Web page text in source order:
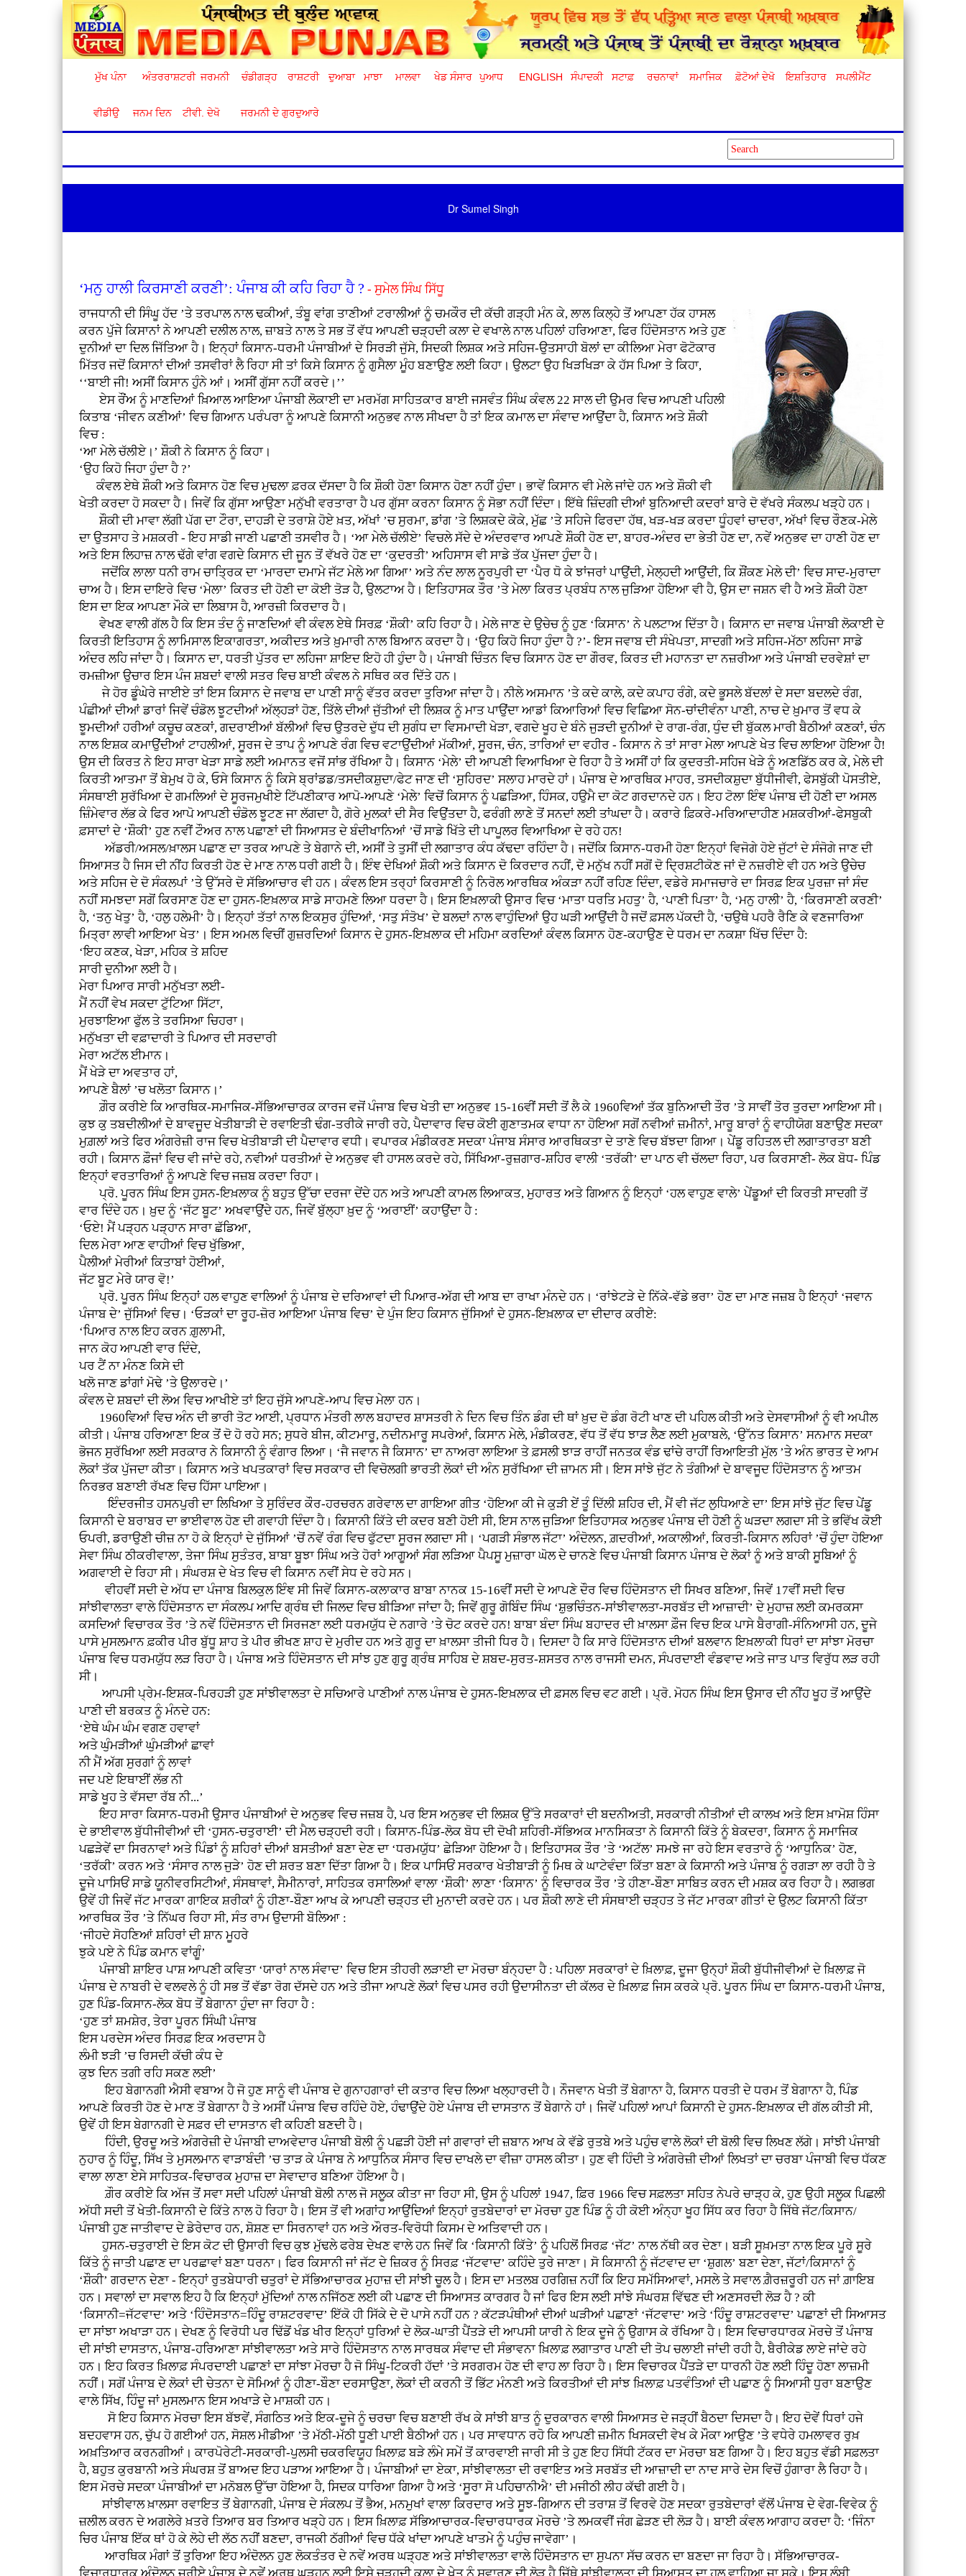
ਮੁੱਖ ਪੰਨਾ ਅੰਤਰਰਾਸ਼ਟਰੀ ਜਰਮਨੀ ਚੰਡੀਗੜ੍ਹ ਰਾਸ਼ਟਰੀ ਦੁਆਬਾ ਮਾਝਾ ਮਾਲਵਾ ਖੇਡ ਸੰਸਾਰ ਪੁਆਧ ENGLISH ਸੰਪਾਦਕੀ ਸਟਾਫ਼ ਰਚਨਾਵਾਂ ਸਮਾਜਿਕ ਫ਼ੋਟੋਆਂ ਦੇਖੋ ਇਸ਼ਤਿਹਾਰ ਸਪਲੀਮੈਂਟ
ਵੀਡੀਉ ਜਨਮ ਦਿਨ ਟੀਵੀ. ਦੇਖੋ ਜਰਮਨੀ ਦੇ ਗੁਰਦੁਆਰੇ
Dr Sumel Singh
‘ਮਨੁ ਹਾਲੀ ਕਿਰਸਾਣੀ ਕਰਣੀ’: ਪੰਜਾਬ ਕੀ ਕਹਿ ਰਿਹਾ ਹੈ ? - ਸੁਮੇਲ ਸਿੰਘ ਸਿੱਧੂ
ਰਾਜਧਾਨੀ ਦੀ ਸਿੰਘੂ ਹੱਦ ’ਤੇ ਤਰਪਾਲ ਨਾਲ ਢਕੀਆਂ, ਤੰਬੂ ਵਾਂਗ ਤਾਣੀਆਂ ਟਰਾਲੀਆਂ ਨੂੰ ਚਮਕੌਰ ਦੀ ਕੱਚੀ ਗੜ੍ਹੀ ਮੰਨ ਕੇ, ਲਾਲ ਕਿਲ੍ਹੇ ਤੋਂ ਆਪਣਾ ਹੱਕ ਹਾਸਲ
ਕਰਨ ਪੁੱਜੇ ਕਿਸਾਨਾਂ ਨੇ ਆਪਣੀ ਦਲੀਲ ਨਾਲ, ਜ਼ਾਬਤੇ ਨਾਲ ਤੇ ਸਭ ਤੋਂ ਵੱਧ ਆਪਣੀ ਚੜ੍ਹਦੀ ਕਲਾ ਦੇ ਵਖਾਲੇ ਨਾਲ ਪਹਿਲਾਂ ਹਰਿਆਣਾ, ਫਿਰ ਹਿੰਦੋਸਤਾਨ ਅਤੇ ਹੁਣ
ਦੁਨੀਆਂ ਦਾ ਦਿਲ ਜਿੱਤਿਆ ਹੈ। ਇਨ੍ਹਾਂ ਕਿਸਾਨ-ਧਰਮੀ ਪੰਜਾਬੀਆਂ ਦੇ ਸਿਰੜੀ ਜੁੱਸੇ, ਸਿਦਕੀ ਲਿਸ਼ਕ ਅਤੇ ਸਹਿਜ-ਉਤਸਾਹੀ ਬੋਲਾਂ ਦਾ ਕੀਲਿਆ ਮੇਰਾ ਫੋਟੋਕਾਰ
ਮਿੱਤਰ ਜਦੋਂ ਕਿਸਾਨਾਂ ਦੀਆਂ ਤਸਵੀਰਾਂ ਲੈ ਰਿਹਾ ਸੀ ਤਾਂ ਕਿਸੇ ਕਿਸਾਨ ਨੂੰ ਗੁਸੈਲਾ ਮੂੰਹ ਬਣਾਉਣ ਲਈ ਕਿਹਾ। ਉਲਟਾ ਉਹ ਖਿੜਖਿੜਾ ਕੇ ਹੱਸ ਪਿਆ ਤੇ ਕਿਹਾ,
‘‘ਬਾਈ ਜੀ! ਅਸੀਂ ਕਿਸਾਨ ਹੁੰਨੇ ਆਂ। ਅਸੀਂ ਗੁੱਸਾ ਨਹੀਂ ਕਰਦੇ।’’
ਏਸ ਰੌਂਅ ਨੂੰ ਮਾਣਦਿਆਂ ਖ਼ਿਆਲ ਆਇਆ ਪੰਜਾਬੀ ਲੋਕਾਈ ਦਾ ਮਰਮੱਗ ਸਾਹਿਤਕਾਰ ਬਾਈ ਜਸਵੰਤ ਸਿੰਘ ਕੰਵਲ 22 ਸਾਲ ਦੀ ਉਮਰ ਵਿਚ ਆਪਣੀ ਪਹਿਲੀ
ਕਿਤਾਬ ‘ਜੀਵਨ ਕਣੀਆਂ’ ਵਿਚ ਗਿਆਨ ਪਰੰਪਰਾ ਨੂੰ ਆਪਣੇ ਕਿਸਾਨੀ ਅਨੁਭਵ ਨਾਲ ਸੀਖਦਾ ਹੈ ਤਾਂ ਇਕ ਕਮਾਲ ਦਾ ਸੰਵਾਦ ਆਉਂਦਾ ਹੈ, ਕਿਸਾਨ ਅਤੇ ਸ਼ੌਕੀ
ਵਿਚ :
‘ਆ ਮੇਲੇ ਚੱਲੀਏ।’ ਸ਼ੌਕੀ ਨੇ ਕਿਸਾਨ ਨੂੰ ਕਿਹਾ।
‘ਉਹ ਕਿਹੋ ਜਿਹਾ ਹੁੰਦਾ ਹੈ ?’
ਕੰਵਲ ਏਥੇ ਸ਼ੌਕੀ ਅਤੇ ਕਿਸਾਨ ਹੋਣ ਵਿਚ ਮੁਢਲਾ ਫ਼ਰਕ ਦੱਸਦਾ ਹੈ ਕਿ ਸ਼ੌਕੀ ਹੋਣਾ ਕਿਸਾਨ ਹੋਣਾ ਨਹੀਂ ਹੁੰਦਾ। ਭਾਵੇਂ ਕਿਸਾਨ ਵੀ ਮੇਲੇ ਜਾਂਦੇ ਹਨ ਅਤੇ ਸ਼ੌਕੀ ਵੀ
ਖੇਤੀ ਕਰਦਾ ਹੋ ਸਕਦਾ ਹੈ। ਜਿਵੇਂ ਕਿ ਗੁੱਸਾ ਆਉਣਾ ਮਨੁੱਖੀ ਵਰਤਾਰਾ ਹੈ ਪਰ ਗੁੱਸਾ ਕਰਨਾ ਕਿਸਾਨ ਨੂੰ ਸੋਭਾ ਨਹੀਂ ਦਿੰਦਾ। ਇੱਥੇ ਜ਼ਿੰਦਗੀ ਦੀਆਂ ਬੁਨਿਆਦੀ ਕਦਰਾਂ ਬਾਰੇ ਦੋ ਵੱਖਰੇ ਸੰਕਲਪ ਖੜ੍ਹੇ ਹਨ।
ਸ਼ੌਕੀ ਦੀ ਮਾਵਾ ਲੱਗੀ ਪੱਗ ਦਾ ਟੌਰਾ, ਦਾਹੜੀ ਦੇ ਤਰਾਸ਼ੇ ਹੋਏ ਖ਼ਤ, ਅੱਖਾਂ ’ਚ ਸੁਰਮਾ, ਡਾਂਗ ’ਤੇ ਲਿਸ਼ਕਦੇ ਕੋਕੇ, ਮੁੱਛ ’ਤੇ ਸਹਿਜੇ ਫਿਰਦਾ ਹੱਥ, ਖੜ-ਖੜ ਕਰਦਾ ਧੂੰਹਵਾਂ ਚਾਦਰਾ, ਅੱਖਾਂ ਵਿਚ ਰੌਣਕ-ਮੇਲੇ
ਦਾ ਉਤਸਾਹ ਤੇ ਮਸ਼ਕਰੀ - ਇਹ ਸਾਡੀ ਜਾਣੀ ਪਛਾਣੀ ਤਸਵੀਰ ਹੈ। ‘ਆ ਮੇਲੇ ਚੱਲੀਏ’ ਵਿਚਲੇ ਸੱਦੇ ਦੇ ਅੰਦਰਵਾਰ ਆਪਣੇ ਸ਼ੌਕੀ ਹੋਣ ਦਾ, ਬਾਹਰ-ਅੰਦਰ ਦਾ ਭੇਤੀ ਹੋਣ ਦਾ, ਨਵੇਂ ਅਨੁਭਵ ਦਾ ਹਾਣੀ ਹੋਣ ਦਾ
ਅਤੇ ਇਸ ਲਿਹਾਜ਼ ਨਾਲ ਢੱਗੇ ਵਾਂਗ ਵਗਦੇ ਕਿਸਾਨ ਦੀ ਜੂਨ ਤੋਂ ਵੱਖਰੇ ਹੋਣ ਦਾ ‘ਕੁਦਰਤੀ’ ਅਹਿਸਾਸ ਵੀ ਸਾਡੇ ਤੱਕ ਪੁੱਜਦਾ ਹੁੰਦਾ ਹੈ।
ਜਦੋਂਕਿ ਲਾਲਾ ਧਨੀ ਰਾਮ ਚਾਤ੍ਰਿਕ ਦਾ ‘ਮਾਰਦਾ ਦਮਾਮੇ ਜੱਟ ਮੇਲੇ ਆ ਗਿਆ’ ਅਤੇ ਨੰਦ ਲਾਲ ਨੂਰਪੁਰੀ ਦਾ ‘ਪੈਰ ਧੋ ਕੇ ਝਾਂਜਰਾਂ ਪਾਉਂਦੀ, ਮੇਲ੍ਹਦੀ ਆਉਂਦੀ, ਕਿ ਸ਼ੌਂਕਣ ਮੇਲੇ ਦੀ’ ਵਿਚ ਸਾਦ-ਮੁਰਾਦਾ
ਚਾਅ ਹੈ। ਇਸ ਦਾਇਰੇ ਵਿਚ ‘ਮੇਲਾ’ ਕਿਰਤ ਦੀ ਹੋਣੀ ਦਾ ਕੋਈ ਤੋੜ ਹੈ, ਉਲਟਾਅ ਹੈ। ਇਤਿਹਾਸਕ ਤੌਰ ’ਤੇ ਮੇਲਾ ਕਿਰਤ ਪ੍ਰਬੰਧ ਨਾਲ ਜੁੜਿਆ ਹੋਇਆ ਵੀ ਹੈ, ਉਸ ਦਾ ਜਸ਼ਨ ਵੀ ਹੈ ਅਤੇ ਸ਼ੌਕੀ ਹੋਣਾ
ਇਸ ਦਾ ਇਕ ਆਪਣਾ ਮੌਕੇ ਦਾ ਲਿਬਾਸ ਹੈ, ਆਰਜ਼ੀ ਕਿਰਦਾਰ ਹੈ।
ਵੇਖਣ ਵਾਲੀ ਗੱਲ ਹੈ ਕਿ ਇਸ ਤੰਦ ਨੂੰ ਜਾਣਦਿਆਂ ਵੀ ਕੰਵਲ ਏਥੇ ਸਿਰਫ਼ ‘ਸ਼ੌਕੀ’ ਕਹਿ ਰਿਹਾ ਹੈ। ਮੇਲੇ ਜਾਣ ਦੇ ਉਚੇਚ ਨੂੰ ਹੁਣ ‘ਕਿਸਾਨ’ ਨੇ ਪਲਟਾਅ ਦਿੱਤਾ ਹੈ। ਕਿਸਾਨ ਦਾ ਜਵਾਬ ਪੰਜਾਬੀ ਲੋਕਾਈ ਦੇ
ਕਿਰਤੀ ਇਤਿਹਾਸ ਨੂੰ ਲਾਮਿਸਾਲ ਇਕਾਗਰਤਾ, ਅਕੀਦਤ ਅਤੇ ਖ਼ੁਮਾਰੀ ਨਾਲ ਬਿਆਨ ਕਰਦਾ ਹੈ। ‘ਉਹ ਕਿਹੋ ਜਿਹਾ ਹੁੰਦਾ ਹੈ ?’- ਇਸ ਜਵਾਬ ਦੀ ਸੰਖੇਪਤਾ, ਸਾਦਗੀ ਅਤੇ ਸਹਿਜ-ਮੱਠਾ ਲਹਿਜਾ ਸਾਡੇ
ਅੰਦਰ ਲਹਿ ਜਾਂਦਾ ਹੈ। ਕਿਸਾਨ ਦਾ, ਧਰਤੀ ਪੁੱਤਰ ਦਾ ਲਹਿਜਾ ਸ਼ਾਇਦ ਇਹੋ ਹੀ ਹੁੰਦਾ ਹੈ। ਪੰਜਾਬੀ ਚਿੰਤਨ ਵਿਚ ਕਿਸਾਨ ਹੋਣ ਦਾ ਗੌਰਵ, ਕਿਰਤ ਦੀ ਮਹਾਨਤਾ ਦਾ ਨਜ਼ਰੀਆ ਅਤੇ ਪੰਜਾਬੀ ਦਰਵੇਸ਼ਾਂ ਦਾ
ਰਮਜ਼ੀਆ ਉਚਾਰ ਇਸ ਪੰਜ ਸ਼ਬਦਾਂ ਵਾਲੀ ਸਤਰ ਵਿਚ ਬਾਈ ਕੰਵਲ ਨੇ ਸਥਿਰ ਕਰ ਦਿੱਤੇ ਹਨ।
ਜੇ ਹੋਰ ਡੂੰਘੇਰੇ ਜਾਈਏ ਤਾਂ ਇਸ ਕਿਸਾਨ ਦੇ ਜਵਾਬ ਦਾ ਪਾਣੀ ਸਾਨੂੰ ਵੱਤਰ ਕਰਦਾ ਤੁਰਿਆ ਜਾਂਦਾ ਹੈ। ਨੀਲੇ ਅਸਮਾਨ ’ਤੇ ਕਦੇ ਕਾਲੇ, ਕਦੇ ਕਪਾਹ ਰੰਗੇ, ਕਦੇ ਭੂਸਲੇ ਬੱਦਲਾਂ ਦੇ ਸਦਾ ਬਦਲਦੇ ਰੰਗ,
ਪੰਛੀਆਂ ਦੀਆਂ ਡਾਰਾਂ ਜਿਵੇਂ ਚੰਡੋਲ ਝੂਟਦੀਆਂ ਅੱਲ੍ਹੜਾਂ ਹੋਣ, ਤਿੱਲੇ ਦੀਆਂ ਜੁੱਤੀਆਂ ਦੀ ਲਿਸ਼ਕ ਨੂੰ ਮਾਤ ਪਾਉਂਦਾ ਆਡਾਂ ਕਿਆਰਿਆਂ ਵਿਚ ਵਿਛਿਆ ਸੋਨ-ਚਾਂਦੀਵੰਨਾ ਪਾਣੀ, ਨਾਚ ਦੇ ਖ਼ੁਮਾਰ ਤੋਂ ਵਧ ਕੇ
ਝੂਮਦੀਆਂ ਹਰੀਆਂ ਕਚੂਚ ਕਣਕਾਂ, ਗਦਰਾਈਆਂ ਬੱਲੀਆਂ ਵਿਚ ਉਤਰਦੇ ਦੁੱਧ ਦੀ ਸੁਗੰਧ ਦਾ ਵਿਸਮਾਦੀ ਖੇੜਾ, ਵਗਦੇ ਖੂਹ ਦੇ ਬੰਨੇ ਜੁੜਦੀ ਦੁਨੀਆਂ ਦੇ ਰਾਗ-ਰੰਗ, ਧੁੰਦ ਦੀ ਬੁੱਕਲ ਮਾਰੀ ਬੈਠੀਆਂ ਕਣਕਾਂ, ਚੰਨ
ਨਾਲ ਇਸ਼ਕ ਕਮਾਉਂਦੀਆਂ ਟਾਹਲੀਆਂ, ਸੂਰਜ ਦੇ ਤਾਪ ਨੂੰ ਆਪਣੇ ਰੰਗ ਵਿਚ ਵਟਾਉਂਦੀਆਂ ਮੱਕੀਆਂ, ਸੂਰਜ, ਚੰਨ, ਤਾਰਿਆਂ ਦਾ ਵਹੀਰ - ਕਿਸਾਨ ਨੇ ਤਾਂ ਸਾਰਾ ਮੇਲਾ ਆਪਣੇ ਖੇਤ ਵਿਚ ਲਾਇਆ ਹੋਇਆ ਹੈ!
ਉਸ ਦੀ ਕਿਰਤ ਨੇ ਇਹ ਸਾਰਾ ਖੇੜਾ ਸਾਡੇ ਲਈ ਅਮਾਨਤ ਵਜੋਂ ਸਾਂਭ ਰੱਖਿਆ ਹੈ। ਕਿਸਾਨ ‘ਮੇਲੇ’ ਦੀ ਆਪਣੀ ਵਿਆਖਿਆ ਦੇ ਰਿਹਾ ਹੈ ਤੇ ਅਸੀਂ ਹਾਂ ਕਿ ਕੁਦਰਤੀ-ਸਹਿਜ ਖੇੜੇ ਨੂੰ ਅਣਡਿੱਠ ਕਰ ਕੇ, ਮੇਲੇ ਦੀ
ਕਿਰਤੀ ਆਤਮਾ ਤੋਂ ਬੇਮੁਖ ਹੋ ਕੇ, ਓਸੇ ਕਿਸਾਨ ਨੂੰ ਕਿਸੇ ਬ੍ਰਾਂਡਡ/ਤਸਦੀਕਸ਼ੁਦਾ/ਫੇਟ ਜਾਣ ਦੀ ‘ਸੁਹਿਰਦ’ ਸਲਾਹ ਮਾਰਦੇ ਹਾਂ। ਪੰਜਾਬ ਦੇ ਆਰਥਿਕ ਮਾਹਰ, ਤਸਦੀਕਸ਼ੁਦਾ ਬੁੱਧੀਜੀਵੀ, ਫੇਸਬੁੱਕੀ ਪੋਸਤੀਏ,
ਸੰਸਥਾਈ ਸੁਰੱਖਿਆ ਦੇ ਗਮਲਿਆਂ ਦੇ ਸੂਰਜਮੁਖੀਏ ਟਿੱਪਣੀਕਾਰ ਆਪੋ-ਆਪਣੇ ‘ਮੇਲੇ’ ਵਿਚੋਂ ਕਿਸਾਨ ਨੂੰ ਪਛੜਿਆ, ਹਿੰਸਕ, ਹਉਮੈ ਦਾ ਕੋਟ ਗਰਦਾਨਦੇ ਹਨ। ਇਹ ਟੋਲਾ ਇੰਞ ਪੰਜਾਬ ਦੀ ਹੋਣੀ ਦਾ ਅਸਲ
ਜ਼ਿੰਮੇਵਾਰ ਲੱਭ ਕੇ ਫਿਰ ਆਪੋ ਆਪਣੀ ਚੰਡੋਲ ਝੂਟਣ ਜਾ ਲੱਗਦਾ ਹੈ, ਗੋਰੇ ਮੁਲਕਾਂ ਦੀ ਸੈਰ ਵਿਉਂਤਦਾ ਹੈ, ਫਰੰਗੀ ਲਾਣੇ ਤੋਂ ਸਨਦਾਂ ਲਈ ਤਾਂਘਦਾ ਹੈ। ਕਰਾਰੇ ਫ਼ਿਕਰੇ-ਮਰਿਆਦਾਹੀਣ ਮਸ਼ਕਰੀਆਂ-ਫੇਸਬੁਕੀ
ਫ਼ਸਾਦਾਂ ਦੇ ‘ਸ਼ੌਕੀ’ ਹੁਣ ਨਵੀਂ ਟੌਅਰ ਨਾਲ ਪਛਾਣਾਂ ਦੀ ਸਿਆਸਤ ਦੇ ਬੰਦੀਖਾਨਿਆਂ ’ਚੋਂ ਸਾਡੇ ਖਿੱਤੇ ਦੀ ਪਾਪੂਲਰ ਵਿਆਖਿਆ ਦੇ ਰਹੇ ਹਨ!
ਅੱਡਰੀ/ਅਸਲ/ਖ਼ਾਲਸ ਪਛਾਣ ਦਾ ਤਰਕ ਆਪਣੇ ਤੇ ਬੇਗਾਨੇ ਦੀ, ਅਸੀਂ ਤੇ ਤੁਸੀਂ ਦੀ ਲਗਾਤਾਰ ਕੰਧ ਕੱਢਦਾ ਰਹਿੰਦਾ ਹੈ। ਜਦੋਂਕਿ ਕਿਸਾਨ-ਧਰਮੀ ਹੋਣਾ ਇਨ੍ਹਾਂ ਵਿਜੋਗੇ ਹੋਏ ਜੁੱਟਾਂ ਦੇ ਸੰਜੋਗੇ ਜਾਣ ਦੀ
ਸਿਆਸਤ ਹੈ ਜਿਸ ਦੀ ਨੀਂਹ ਕਿਰਤੀ ਹੋਣ ਦੇ ਮਾਣ ਨਾਲ ਧਰੀ ਗਈ ਹੈ। ਇੰਞ ਦੇਖਿਆਂ ਸ਼ੌਕੀ ਅਤੇ ਕਿਸਾਨ ਦੋ ਕਿਰਦਾਰ ਨਹੀਂ, ਦੋ ਮਨੁੱਖ ਨਹੀਂ ਸਗੋਂ ਦੋ ਦ੍ਰਿਸ਼ਟੀਕੋਣ ਜਾਂ ਦੋ ਨਜ਼ਰੀਏ ਵੀ ਹਨ ਅਤੇ ਉਚੇਚ
ਅਤੇ ਸਹਿਜ ਦੇ ਦੋ ਸੰਕਲਪਾਂ ’ਤੇ ਉੱਸਰੇ ਦੋ ਸੱਭਿਆਚਾਰ ਵੀ ਹਨ। ਕੰਵਲ ਇਸ ਤਰ੍ਹਾਂ ਕਿਰਸਾਣੀ ਨੂੰ ਨਿਰੋਲ ਆਰਥਿਕ ਅੰਕੜਾ ਨਹੀਂ ਰਹਿਣ ਦਿੰਦਾ, ਵਡੇਰੇ ਸਮਾਜਚਾਰੇ ਦਾ ਸਿਰਫ਼ ਇਕ ਪੁਰਜ਼ਾ ਜਾਂ ਸੰਦ
ਨਹੀਂ ਸਮਝਦਾ ਸਗੋਂ ਕਿਰਸਾਣ ਹੋਣ ਦਾ ਹੁਸਨ-ਇਖ਼ਲਾਕ ਸਾਡੇ ਸਾਹਮਣੇ ਲਿਆ ਧਰਦਾ ਹੈ। ਇਸ ਇਖ਼ਲਾਕੀ ਉਸਾਰ ਵਿਚ ‘ਮਾਤਾ ਧਰਤਿ ਮਹਤੁ’ ਹੈ, ‘ਪਾਣੀ ਪਿਤਾ’ ਹੈ, ‘ਮਨੁ ਹਾਲੀ’ ਹੈ, ‘ਕਿਰਸਾਣੀ ਕਰਣੀ’
ਹੈ, ‘ਤਨੁ ਖੇਤੁ’ ਹੈ, ‘ਹਲੁ ਹਲੇਮੀ’ ਹੈ। ਇਨ੍ਹਾਂ ਤੱਤਾਂ ਨਾਲ ਇਕਸੁਰ ਹੁੰਦਿਆਂ, ‘ਸਤੁ ਸੰਤੋਖ’ ਦੇ ਬਲਦਾਂ ਨਾਲ ਵਾਹੁੰਦਿਆਂ ਉਹ ਘੜੀ ਆਉਂਦੀ ਹੈ ਜਦੋਂ ਫ਼ਸਲ ਪੱਕਦੀ ਹੈ, ‘ਚਉਥੇ ਪਹਰੈ ਰੈਣਿ ਕੇ ਵਣਜਾਰਿਆ
ਮਿਤ੍ਰਾ ਲਾਵੀ ਆਇਆ ਖੇਤ’। ਇਸ ਅਮਲ ਵਿਚੀਂ ਗੁਜ਼ਰਦਿਆਂ ਕਿਸਾਨ ਦੇ ਹੁਸਨ-ਇਖ਼ਲਾਕ ਦੀ ਮਹਿਮਾ ਕਰਦਿਆਂ ਕੰਵਲ ਕਿਸਾਨ ਹੋਣ-ਕਹਾਉਣ ਦੇ ਧਰਮ ਦਾ ਨਕਸ਼ਾ ਖਿੱਚ ਦਿੰਦਾ ਹੈ:
‘ਇਹ ਕਣਕ, ਖੇੜਾ, ਮਹਿਕ ਤੇ ਸ਼ਹਿਦ
ਸਾਰੀ ਦੁਨੀਆ ਲਈ ਹੈ।
ਮੇਰਾ ਪਿਆਰ ਸਾਰੀ ਮਨੁੱਖਤਾ ਲਈ-
ਮੈਂ ਨਹੀਂ ਵੇਖ ਸਕਦਾ ਟੁੱਟਿਆ ਸਿੱਟਾ,
ਮੁਰਝਾਇਆ ਫੁੱਲ ਤੇ ਤਰਸਿਆ ਚਿਹਰਾ।
ਮਨੁੱਖਤਾ ਦੀ ਵਫ਼ਾਦਾਰੀ ਤੇ ਪਿਆਰ ਦੀ ਸਰਦਾਰੀ
ਮੇਰਾ ਅਟੱਲ ਈਮਾਨ।
ਮੈਂ ਖੇੜੇ ਦਾ ਅਵਤਾਰ ਹਾਂ,
ਆਪਣੇ ਬੈਲਾਂ ’ਚ ਖਲੋਤਾ ਕਿਸਾਨ।’
ਗ਼ੌਰ ਕਰੀਏ ਕਿ ਆਰਥਿਕ-ਸਮਾਜਿਕ-ਸੱਭਿਆਚਾਰਕ ਕਾਰਜ ਵਜੋਂ ਪੰਜਾਬ ਵਿਚ ਖੇਤੀ ਦਾ ਅਨੁਭਵ 15-16ਵੀਂ ਸਦੀ ਤੋਂ ਲੈ ਕੇ 1960ਵਿਆਂ ਤੱਕ ਬੁਨਿਆਦੀ ਤੌਰ ’ਤੇ ਸਾਵੀਂ ਤੋਰ ਤੁਰਦਾ ਆਇਆ ਸੀ।
ਕੁਝ ਕੁ ਤਬਦੀਲੀਆਂ ਦੇ ਬਾਵਜੂਦ ਖੇਤੀਬਾੜੀ ਦੇ ਰਵਾਇਤੀ ਢੰਗ-ਤਰੀਕੇ ਜਾਰੀ ਰਹੇ, ਪੈਦਾਵਾਰ ਵਿਚ ਕੋਈ ਗੁਣਾਤਮਕ ਵਾਧਾ ਨਾ ਹੋਇਆ ਸਗੋਂ ਨਵੀਆਂ ਜ਼ਮੀਨਾਂ, ਮਾਰੂ ਬਾਰਾਂ ਨੂੰ ਵਾਹੀਯੋਗ ਬਣਾਉਣ ਸਦਕਾ
ਮੁਗ਼ਲਾਂ ਅਤੇ ਫਿਰ ਅੰਗਰੇਜ਼ੀ ਰਾਜ ਵਿਚ ਖੇਤੀਬਾੜੀ ਦੀ ਪੈਦਾਵਾਰ ਵਧੀ। ਵਪਾਰਕ ਮੰਡੀਕਰਣ ਸਦਕਾ ਪੰਜਾਬ ਸੰਸਾਰ ਆਰਥਿਕਤਾ ਦੇ ਤਾਣੇ ਵਿਚ ਬੱਝਦਾ ਗਿਆ। ਪੇਂਡੂ ਰਹਿਤਲ ਦੀ ਲਗਾਤਾਰਤਾ ਬਣੀ
ਰਹੀ। ਕਿਸਾਨ ਫ਼ੌਜਾਂ ਵਿਚ ਵੀ ਜਾਂਦੇ ਰਹੇ, ਨਵੀਆਂ ਧਰਤੀਆਂ ਦੇ ਅਨੁਭਵ ਵੀ ਹਾਸਲ ਕਰਦੇ ਰਹੇ, ਸਿੱਖਿਆ-ਰੁਜ਼ਗਾਰ-ਸ਼ਹਿਰ ਵਾਲੀ ‘ਤਰੱਕੀ’ ਦਾ ਪਾਠ ਵੀ ਚੱਲਦਾ ਰਿਹਾ, ਪਰ ਕਿਰਸਾਣੀ- ਲੋਕ ਬੋਧ- ਪਿੰਡ
ਇਨ੍ਹਾਂ ਵਰਤਾਰਿਆਂ ਨੂੰ ਆਪਣੇ ਵਿਚ ਜਜ਼ਬ ਕਰਦਾ ਰਿਹਾ।
ਪ੍ਰੋ. ਪੂਰਨ ਸਿੰਘ ਇਸ ਹੁਸਨ-ਇਖ਼ਲਾਕ ਨੂੰ ਬਹੁਤ ਉੱਚਾ ਦਰਜਾ ਦੇਂਦੇ ਹਨ ਅਤੇ ਆਪਣੀ ਕਾਮਲ ਲਿਆਕਤ, ਮੁਹਾਰਤ ਅਤੇ ਗਿਆਨ ਨੂੰ ਇਨ੍ਹਾਂ ‘ਹਲ ਵਾਹੁਣ ਵਾਲੇ’ ਪੇਂਡੂਆਂ ਦੀ ਕਿਰਤੀ ਸਾਦਗੀ ਤੋਂ
ਵਾਰ ਦਿੰਦੇ ਹਨ। ਖ਼ੁਦ ਨੂੰ ‘ਜੱਟ ਬੂਟ’ ਅਖਵਾਉਂਦੇ ਹਨ, ਜਿਵੇਂ ਬੁੱਲ੍ਹਾ ਖ਼ੁਦ ਨੂੰ ‘ਅਰਾਈਂ’ ਕਹਾਉਂਦਾ ਹੈ :
‘ਓਏ! ਮੈਂ ਪੜ੍ਹਨ ਪੜ੍ਹਾਨ ਸਾਰਾ ਛੱਡਿਆ,
ਦਿਲ ਮੇਰਾ ਆਣ ਵਾਹੀਆਂ ਵਿਚ ਖੁੱਭਿਆ,
ਪੈਲੀਆਂ ਮੇਰੀਆਂ ਕਿਤਾਬਾਂ ਹੋਈਆਂ,
ਜੱਟ ਬੂਟ ਮੇਰੇ ਯਾਰ ਵੋ!’
ਪ੍ਰੋ. ਪੂਰਨ ਸਿੰਘ ਇਨ੍ਹਾਂ ਹਲ ਵਾਹੁਣ ਵਾਲਿਆਂ ਨੂੰ ਪੰਜਾਬ ਦੇ ਦਰਿਆਵਾਂ ਦੀ ਪਿਆਰ-ਅੱਗ ਦੀ ਆਬ ਦਾ ਰਾਖਾ ਮੰਨਦੇ ਹਨ। ‘ਰਾਂਝੇਟੜੇ ਦੇ ਨਿੱਕੇ-ਵੱਡੇ ਭਰਾ’ ਹੋਣ ਦਾ ਮਾਣ ਜਜ਼ਬ ਹੈ ਇਨ੍ਹਾਂ ‘ਜਵਾਨ
ਪੰਜਾਬ ਦੇ’ ਜੁੱਸਿਆਂ ਵਿਚ। ‘ਓੜਕਾਂ ਦਾ ਰੂਹ-ਜ਼ੋਰ ਆਇਆ ਪੰਜਾਬ ਵਿਚ’ ਦੇ ਪੁੰਜ ਇਹ ਕਿਸਾਨ ਜੁੱਸਿਆਂ ਦੇ ਹੁਸਨ-ਇਖ਼ਲਾਕ ਦਾ ਦੀਦਾਰ ਕਰੀਏ:
‘ਪਿਆਰ ਨਾਲ ਇਹ ਕਰਨ ਗ਼ੁਲਾਮੀ,
ਜਾਨ ਕੋਹ ਆਪਣੀ ਵਾਰ ਦਿੰਦੇ,
ਪਰ ਟੈਂ ਨਾ ਮੰਨਣ ਕਿਸੇ ਦੀ
ਖਲੋ ਜਾਣ ਡਾਂਗਾਂ ਮੋਢੇ ’ਤੇ ਉਲਾਰਦੇ।’
ਕੰਵਲ ਦੇ ਸ਼ਬਦਾਂ ਦੀ ਲੋਅ ਵਿਚ ਆਖੀਏ ਤਾਂ ਇਹ ਜੁੱਸੇ ਆਪਣੇ-ਆਪ ਵਿਚ ਮੇਲਾ ਹਨ।
1960ਵਿਆਂ ਵਿਚ ਅੰਨ ਦੀ ਭਾਰੀ ਤੋਟ ਆਈ, ਪ੍ਰਧਾਨ ਮੰਤਰੀ ਲਾਲ ਬਹਾਦਰ ਸ਼ਾਸਤਰੀ ਨੇ ਦਿਨ ਵਿਚ ਤਿੰਨ ਡੰਗ ਦੀ ਥਾਂ ਖ਼ੁਦ ਦੋ ਡੰਗ ਰੋਟੀ ਖਾਣ ਦੀ ਪਹਿਲ ਕੀਤੀ ਅਤੇ ਦੇਸਵਾਸੀਆਂ ਨੂੰ ਵੀ ਅਪੀਲ
ਕੀਤੀ। ਪੰਜਾਬ ਹਰਿਆਣਾ ਇਕ ਤੋਂ ਦੋ ਹੋ ਰਹੇ ਸਨ; ਸੁਧਰੇ ਬੀਜ, ਕੀਟਮਾਰੂ, ਨਦੀਨਮਾਰੂ ਸਪਰੇਆਂ, ਕਿਸਾਨ ਮੇਲੇ, ਮੰਡੀਕਰਣ, ਵੱਧ ਤੋਂ ਵੱਧ ਝਾੜ ਲੈਣ ਲਈ ਮੁਕਾਬਲੇ, ‘ਉੱਨਤ ਕਿਸਾਨ’ ਸਨਮਾਨ ਸਦਕਾ
ਭੋਜਨ ਸੁਰੱਖਿਆ ਲਈ ਸਰਕਾਰ ਨੇ ਕਿਸਾਨੀ ਨੂੰ ਵੰਗਾਰ ਲਿਆ। ‘ਜੈ ਜਵਾਨ ਜੈ ਕਿਸਾਨ’ ਦਾ ਨਾਅਰਾ ਲਾਇਆ ਤੇ ਫ਼ਸਲੀ ਝਾੜ ਰਾਹੀਂ ਜਨਤਕ ਵੰਡ ਢਾਂਚੇ ਰਾਹੀਂ ਰਿਆਇਤੀ ਮੁੱਲ ’ਤੇ ਅੰਨ ਭਾਰਤ ਦੇ ਆਮ
ਲੋਕਾਂ ਤੱਕ ਪੁੱਜਦਾ ਕੀਤਾ। ਕਿਸਾਨ ਅਤੇ ਖਪਤਕਾਰਾਂ ਵਿਚ ਸਰਕਾਰ ਦੀ ਵਿਚੋਲਗੀ ਭਾਰਤੀ ਲੋਕਾਂ ਦੀ ਅੰਨ ਸੁਰੱਖਿਆ ਦੀ ਜ਼ਾਮਨ ਸੀ। ਇਸ ਸਾਂਝੇ ਜੁੱਟ ਨੇ ਤੰਗੀਆਂ ਦੇ ਬਾਵਜੂਦ ਹਿੰਦੋਸਤਾਨ ਨੂੰ ਆਤਮ
ਨਿਰਭਰ ਬਣਾਈ ਰੱਖਣ ਵਿਚ ਹਿੱਸਾ ਪਾਇਆ।
ਇੰਦਰਜੀਤ ਹਸਨਪੁਰੀ ਦਾ ਲਿਖਿਆ ਤੇ ਸੁਰਿੰਦਰ ਕੌਰ-ਹਰਚਰਨ ਗਰੇਵਾਲ ਦਾ ਗਾਇਆ ਗੀਤ ‘ਹੋਇਆ ਕੀ ਜੇ ਕੁੜੀ ਏਂ ਤੂੰ ਦਿੱਲੀ ਸ਼ਹਿਰ ਦੀ, ਮੈਂ ਵੀ ਜੱਟ ਲੁਧਿਆਣੇ ਦਾ’ ਇਸ ਸਾਂਝੇ ਜੁੱਟ ਵਿਚ ਪੇਂਡੂ
ਕਿਸਾਨੀ ਦੇ ਬਰਾਬਰ ਦਾ ਭਾਈਵਾਲ ਹੋਣ ਦੀ ਗਵਾਹੀ ਦਿੰਦਾ ਹੈ। ਕਿਸਾਨੀ ਕਿੱਤੇ ਦੀ ਕਦਰ ਬਣੀ ਹੋਈ ਸੀ, ਇਸ ਨਾਲ ਜੁੜਿਆ ਇਤਿਹਾਸਕ ਅਨੁਭਵ ਪੰਜਾਬ ਦੀ ਹੋਣੀ ਨੂੰ ਘੜਦਾ ਲਗਦਾ ਸੀ ਤੇ ਭਵਿੱਖ ਕੋਈ
ਓਪਰੀ, ਡਰਾਉਣੀ ਚੀਜ਼ ਨਾ ਹੋ ਕੇ ਇਨ੍ਹਾਂ ਦੇ ਜੁੱਸਿਆਂ ’ਚੋਂ ਨਵੇਂ ਰੰਗ ਵਿਚ ਫੁੱਟਦਾ ਸੂਰਜ ਲਗਦਾ ਸੀ। ‘ਪਗੜੀ ਸੰਭਾਲ ਜੱਟਾ’ ਅੰਦੋਲਨ, ਗ਼ਦਰੀਆਂ, ਅਕਾਲੀਆਂ, ਕਿਰਤੀ-ਕਿਸਾਨ ਲਹਿਰਾਂ ’ਚੋਂ ਹੁੰਦਾ ਹੋਇਆ
ਸੇਵਾ ਸਿੰਘ ਠੀਕਰੀਵਾਲਾ, ਤੇਜਾ ਸਿੰਘ ਸੁਤੰਤਰ, ਬਾਬਾ ਬੂਝਾ ਸਿੰਘ ਅਤੇ ਹੋਰਾਂ ਆਗੂਆਂ ਸੰਗ ਲੜਿਆ ਪੈਪਸੂ ਮੁਜ਼ਾਰਾ ਘੋਲ ਦੇ ਚਾਨਣੇ ਵਿਚ ਪੰਜਾਬੀ ਕਿਸਾਨ ਪੰਜਾਬ ਦੇ ਲੋਕਾਂ ਨੂੰ ਅਤੇ ਬਾਕੀ ਸੂਬਿਆਂ ਨੂੰ
ਅਗਵਾਈ ਦੇ ਰਿਹਾ ਸੀ। ਸੰਘਰਸ਼ ਦੇ ਖੇਤ ਵਿਚ ਵੀ ਕਿਸਾਨ ਨਵੀਂ ਸੇਧ ਦੇ ਰਹੇ ਸਨ।
ਵੀਹਵੀਂ ਸਦੀ ਦੇ ਅੱਧ ਦਾ ਪੰਜਾਬ ਬਿਲਕੁਲ ਇੰਞ ਸੀ ਜਿਵੇਂ ਕਿਸਾਨ-ਕਲਾਕਾਰ ਬਾਬਾ ਨਾਨਕ 15-16ਵੀਂ ਸਦੀ ਦੇ ਆਪਣੇ ਦੌਰ ਵਿਚ ਹਿੰਦੋਸਤਾਨ ਦੀ ਸਿਖਰ ਬਣਿਆ, ਜਿਵੇਂ 17ਵੀਂ ਸਦੀ ਵਿਚ
ਸਾਂਝੀਵਾਲਤਾ ਵਾਲੇ ਹਿੰਦੋਸਤਾਨ ਦਾ ਸੰਕਲਪ ਆਦਿ ਗ੍ਰੰਥ ਦੀ ਜਿਲਦ ਵਿਚ ਬੀੜਿਆ ਜਾਂਦਾ ਹੈ; ਜਿਵੇਂ ਗੁਰੂ ਗੋਬਿੰਦ ਸਿੰਘ ‘ਸ਼ੁਭਚਿੰਤਨ-ਸਾਂਝੀਵਾਲਤਾ-ਸਰਬੱਤ ਦੀ ਆਜ਼ਾਦੀ’ ਦੇ ਮੁਹਾਜ਼ ਲਈ ਕਮਰਕਸਾ
ਕਸਦਿਆਂ ਵਿਚਾਰਕ ਤੌਰ ’ਤੇ ਨਵੇਂ ਹਿੰਦੋਸਤਾਨ ਦੀ ਸਿਰਜਣਾ ਲਈ ਧਰਮਯੁੱਧ ਦੇ ਨਗਾਰੇ ’ਤੇ ਚੋਟ ਕਰਦੇ ਹਨ! ਬਾਬਾ ਬੰਦਾ ਸਿੰਘ ਬਹਾਦਰ ਦੀ ਖ਼ਾਲਸਾ ਫ਼ੌਜ ਵਿਚ ਇਕ ਪਾਸੇ ਬੈਰਾਗੀ-ਸੰਨਿਆਸੀ ਹਨ, ਦੂਜੇ
ਪਾਸੇ ਮੁਸਲਮਾਨ ਫ਼ਕੀਰ ਪੀਰ ਬੁੱਧੂ ਸ਼ਾਹ ਤੇ ਪੀਰ ਭੀਖਣ ਸ਼ਾਹ ਦੇ ਮੁਰੀਦ ਹਨ ਅਤੇ ਗੁਰੂ ਦਾ ਖ਼ਾਲਸਾ ਤੀਜੀ ਧਿਰ ਹੈ। ਦਿਸਦਾ ਹੈ ਕਿ ਸਾਰੇ ਹਿੰਦੋਸਤਾਨ ਦੀਆਂ ਬਲਵਾਨ ਇਖ਼ਲਾਕੀ ਧਿਰਾਂ ਦਾ ਸਾਂਝਾ ਮੋਰਚਾ
ਪੰਜਾਬ ਵਿਚ ਧਰਮਯੁੱਧ ਲੜ ਰਿਹਾ ਹੈ। ਪੰਜਾਬ ਅਤੇ ਹਿੰਦੋਸਤਾਨ ਦੀ ਸਾਂਝ ਹੁਣ ਗੁਰੂ ਗ੍ਰੰਥ ਸਾਹਿਬ ਦੇ ਸ਼ਬਦ-ਸੁਰਤ-ਸ਼ਸਤਰ ਨਾਲ ਰਾਜਸੀ ਦਮਨ, ਸੰਪਰਦਾਈ ਵੰਡਵਾਦ ਅਤੇ ਜਾਤ ਪਾਤ ਵਿਰੁੱਧ ਲੜ ਰਹੀ
ਸੀ।
ਆਪਸੀ ਪ੍ਰੇਮ-ਇਸ਼ਕ-ਪਿਰਹੜੀ ਹੁਣ ਸਾਂਝੀਵਾਲਤਾ ਦੇ ਸਚਿਆਰੇ ਪਾਣੀਆਂ ਨਾਲ ਪੰਜਾਬ ਦੇ ਹੁਸਨ-ਇਖ਼ਲਾਕ ਦੀ ਫ਼ਸਲ ਵਿਚ ਵਟ ਗਈ। ਪ੍ਰੋ. ਮੋਹਨ ਸਿੰਘ ਇਸ ਉਸਾਰ ਦੀ ਨੀਂਹ ਖੂਹ ਤੋਂ ਆਉਂਦੇ
ਪਾਣੀ ਦੀ ਬਰਕਤ ਨੂੰ ਮੰਨਦੇ ਹਨ:
‘ਏਥੇ ਘੰਮ ਘੰਮ ਵਗਣ ਹਵਾਵਾਂ
ਅਤੇ ਘੁੰਮੜੀਆਂ ਘੁੰਮੜੀਆਂ ਛਾਵਾਂ
ਨੀ ਮੈਂ ਅੱਗ ਸੁਰਗਾਂ ਨੂੰ ਲਾਵਾਂ
ਜਦ ਪਏ ਇਥਾਈਂ ਲੱਭ ਨੀ
ਸਾਡੇ ਖੂਹ ਤੇ ਵੱਸਦਾ ਰੱਬ ਨੀ...’
ਇਹ ਸਾਰਾ ਕਿਸਾਨ-ਧਰਮੀ ਉਸਾਰ ਪੰਜਾਬੀਆਂ ਦੇ ਅਨੁਭਵ ਵਿਚ ਜਜ਼ਬ ਹੈ, ਪਰ ਇਸ ਅਨੁਭਵ ਦੀ ਲਿਸ਼ਕ ਉੱਤੇ ਸਰਕਾਰਾਂ ਦੀ ਬਦਨੀਅਤੀ, ਸਰਕਾਰੀ ਨੀਤੀਆਂ ਦੀ ਕਾਲਖ ਅਤੇ ਇਸ ਖ਼ਾਮੋਸ਼ ਹਿੰਸਾ
ਦੇ ਭਾਈਵਾਲ ਬੁੱਧੀਜੀਵੀਆਂ ਦੀ ‘ਹੁਸਨ-ਚਤੁਰਾਈ’ ਦੀ ਮੈਲ ਚੜ੍ਹਦੀ ਰਹੀ। ਕਿਸਾਨ-ਪਿੰਡ-ਲੋਕ ਬੋਧ ਦੀ ਦੋਖੀ ਸ਼ਹਿਰੀ-ਸੱਭਿਅਕ ਮਾਨਸਿਕਤਾ ਨੇ ਕਿਸਾਨੀ ਕਿੱਤੇ ਨੂੰ ਬੇਕਦਰਾ, ਕਿਸਾਨ ਨੂੰ ਸਮਾਜਿਕ
ਪਛੜੇਵੇਂ ਦਾ ਸਿਰਨਾਵਾਂ ਅਤੇ ਪਿੰਡਾਂ ਨੂੰ ਸ਼ਹਿਰਾਂ ਦੀਆਂ ਬਸਤੀਆਂ ਬਣਾ ਦੇਣ ਦਾ ‘ਧਰਮਯੁੱਧ’ ਛੇੜਿਆ ਹੋਇਆ ਹੈ। ਇਤਿਹਾਸਕ ਤੌਰ ’ਤੇ ‘ਅਟੱਲ’ ਸਮਝੇ ਜਾ ਰਹੇ ਇਸ ਵਰਤਾਰੇ ਨੂੰ ‘ਆਧੁਨਿਕ’ ਹੋਣ,
‘ਤਰੱਕੀ’ ਕਰਨ ਅਤੇ ‘ਸੰਸਾਰ ਨਾਲ ਜੁੜੇ’ ਹੋਣ ਦੀ ਸ਼ਰਤ ਬਣਾ ਦਿੱਤਾ ਗਿਆ ਹੈ। ਇਕ ਪਾਸਿਓਂ ਸਰਕਾਰ ਖੇਤੀਬਾੜੀ ਨੂੰ ਮਿਥ ਕੇ ਘਾਟੇਵੰਦਾ ਕਿੱਤਾ ਬਣਾ ਕੇ ਕਿਸਾਨੀ ਅਤੇ ਪੰਜਾਬ ਨੂੰ ਰਗੜਾ ਲਾ ਰਹੀ ਹੈ ਤੇ
ਦੂਜੇ ਪਾਸਿਓਂ ਸਾਡੇ ਯੂਨੀਵਰਸਿਟੀਆਂ, ਸੰਸਥਾਵਾਂ, ਸੈਮੀਨਾਰਾਂ, ਸਾਹਿਤਕ ਰਸਾਲਿਆਂ ਵਾਲਾ ‘ਸ਼ੌਕੀ’ ਲਾਣਾ ‘ਕਿਸਾਨ’ ਨੂੰ ਵਿਚਾਰਕ ਤੌਰ ’ਤੇ ਹੀਣਾ-ਬੌਣਾ ਸਾਬਿਤ ਕਰਨ ਦੀ ਮਸ਼ਕ ਕਰ ਰਿਹਾ ਹੈ। ਲਗਭਗ
ਉਵੇਂ ਹੀ ਜਿਵੇਂ ਜੱਟ ਮਾਰਕਾ ਗਾਇਕ ਸ਼ਰੀਕਾਂ ਨੂੰ ਹੀਣਾ-ਬੌਣਾ ਆਖ ਕੇ ਆਪਣੀ ਚੜ੍ਹਤ ਦੀ ਮੁਨਾਦੀ ਕਰਦੇ ਹਨ। ਪਰ ਸ਼ੌਕੀ ਲਾਣੇ ਦੀ ਸੰਸਥਾਈ ਚੜ੍ਹਤ ਤੇ ਜੱਟ ਮਾਰਕਾ ਗੀਤਾਂ ਦੇ ਉਲਟ ਕਿਸਾਨੀ ਕਿੱਤਾ
ਆਰਥਿਕ ਤੌਰ ’ਤੇ ਨਿੱਘਰ ਰਿਹਾ ਸੀ, ਸੰਤ ਰਾਮ ਉਦਾਸੀ ਬੋਲਿਆ :
‘ਜੀਹਦੇ ਸੋਹਣਿਆਂ ਸ਼ਹਿਰਾਂ ਦੀ ਸ਼ਾਨ ਮੂਹਰੇ
ਝੁਕੇ ਪਏ ਨੇ ਪਿੰਡ ਕਮਾਨ ਵਾਂਗੂੰ’
ਪੰਜਾਬੀ ਸ਼ਾਇਰ ਪਾਸ਼ ਆਪਣੀ ਕਵਿਤਾ ‘ਯਾਰਾਂ ਨਾਲ ਸੰਵਾਦ’ ਵਿਚ ਇਸ ਤੀਹਰੀ ਲੜਾਈ ਦਾ ਮੋਰਚਾ ਬੰਨ੍ਹਦਾ ਹੈ : ਪਹਿਲਾ ਸਰਕਾਰਾਂ ਦੇ ਖ਼ਿਲਾਫ਼, ਦੂਜਾ ਉਨ੍ਹਾਂ ਸ਼ੌਕੀ ਬੁੱਧੀਜੀਵੀਆਂ ਦੇ ਖ਼ਿਲਾਫ਼ ਜੋ
ਪੰਜਾਬ ਦੇ ਨਾਬਰੀ ਦੇ ਵਲਵਲੇ ਨੂੰ ਹੀ ਸਭ ਤੋਂ ਵੱਡਾ ਰੋਗ ਦੱਸਦੇ ਹਨ ਅਤੇ ਤੀਜਾ ਆਪਣੇ ਲੋਕਾਂ ਵਿਚ ਪਸਰ ਰਹੀ ਉਦਾਸੀਨਤਾ ਦੀ ਕੱਲਰ ਦੇ ਖ਼ਿਲਾਫ਼ ਜਿਸ ਕਰਕੇ ਪ੍ਰੋ. ਪੂਰਨ ਸਿੰਘ ਦਾ ਕਿਸਾਨ-ਧਰਮੀ ਪੰਜਾਬ,
ਹੁਣ ਪਿੰਡ-ਕਿਸਾਨ-ਲੋਕ ਬੋਧ ਤੋਂ ਬੇਗਾਨਾ ਹੁੰਦਾ ਜਾ ਰਿਹਾ ਹੈ :
‘ਹੁਣ ਤਾਂ ਸ਼ਮਸ਼ੇਰ, ਤੇਰਾ ਪੂਰਨ ਸਿੰਘੀ ਪੰਜਾਬ
ਇਸ ਪਰਦੇਸ ਅੰਦਰ ਸਿਰਫ਼ ਇਕ ਅਰਦਾਸ ਹੈ
ਲੰਮੀ ਝੜੀ ’ਚ ਰਿਸਦੀ ਕੱਚੀ ਕੰਧ ਦੇ
ਕੁਝ ਦਿਨ ਤਗੀ ਰਹਿ ਸਕਣ ਲਈ’
ਇਹ ਬੇਗਾਨਗੀ ਐਸੀ ਵਬਾਅ ਹੈ ਜੋ ਹੁਣ ਸਾਨੂੰ ਵੀ ਪੰਜਾਬ ਦੇ ਗੁਨਾਹਗਾਰਾਂ ਦੀ ਕਤਾਰ ਵਿਚ ਲਿਆ ਖਲ੍ਹਾਰਦੀ ਹੈ। ਨੌਜਵਾਨ ਖੇਤੀ ਤੋਂ ਬੇਗਾਨਾ ਹੈ, ਕਿਸਾਨ ਧਰਤੀ ਦੇ ਧਰਮ ਤੋਂ ਬੇਗਾਨਾ ਹੈ, ਪਿੰਡ
ਆਪਣੇ ਕਿਰਤੀ ਹੋਣ ਦੇ ਮਾਣ ਤੋਂ ਬੇਗਾਨਾ ਹੈ ਤੇ ਅਸੀਂ ਪੰਜਾਬ ਵਿਚ ਰਹਿੰਦੇ ਹੋਏ, ਹੰਢਾਉਂਦੇ ਹੋਏ ਪੰਜਾਬ ਦੀ ਦਾਸਤਾਨ ਤੋਂ ਬੇਗਾਨੇ ਹਾਂ। ਜਿਵੇਂ ਪਹਿਲਾਂ ਆਪਾਂ ਕਿਸਾਨੀ ਦੇ ਹੁਸਨ-ਇਖ਼ਲਾਕ ਦੀ ਗੱਲ ਕੀਤੀ ਸੀ,
ਉਵੇਂ ਹੀ ਇਸ ਬੇਗਾਨਗੀ ਦੇ ਸਫ਼ਰ ਦੀ ਦਾਸਤਾਨ ਵੀ ਕਹਿਣੀ ਬਣਦੀ ਹੈ।
ਹਿੰਦੀ, ਉਰਦੂ ਅਤੇ ਅੰਗਰੇਜ਼ੀ ਦੇ ਪੰਜਾਬੀ ਦਾਅਵੇਦਾਰ ਪੰਜਾਬੀ ਬੋਲੀ ਨੂੰ ਪਛੜੀ ਹੋਈ ਜਾਂ ਗਵਾਰਾਂ ਦੀ ਜ਼ਬਾਨ ਆਖ ਕੇ ਵੱਡੇ ਰੁਤਬੇ ਅਤੇ ਪਹੁੰਚ ਵਾਲੇ ਲੋਕਾਂ ਦੀ ਬੋਲੀ ਵਿਚ ਲਿਖਣ ਲੱਗੇ। ਸਾਂਝੀ ਪੰਜਾਬੀ
ਨੁਹਾਰ ਨੂੰ ਹਿੰਦੂ, ਸਿੱਖ ਤੇ ਮੁਸਲਮਾਨ ਵਾੜਾਬੰਦੀ ’ਚ ਤਾੜ ਕੇ ਪੰਜਾਬ ਨੇ ਆਧੁਨਿਕ ਸੰਸਾਰ ਵਿਚ ਦਾਖਲੇ ਦਾ ਵੀਜ਼ਾ ਹਾਸਲ ਕੀਤਾ। ਹੁਣ ਵੀ ਹਿੰਦੀ ਤੇ ਅੰਗਰੇਜ਼ੀ ਦੀਆਂ ਲਿਖਤਾਂ ਦਾ ਚਰਬਾ ਪੰਜਾਬੀ ਵਿਚ ਧੱਕਣ
ਵਾਲਾ ਲਾਣਾ ਏਸੇ ਸਾਹਿਤਕ-ਵਿਚਾਰਕ ਮੁਹਾਜ਼ ਦਾ ਸੇਵਾਦਾਰ ਬਣਿਆ ਹੋਇਆ ਹੈ।
ਗ਼ੌਰ ਕਰੀਏ ਕਿ ਅੱਜ ਤੋਂ ਸਵਾ ਸਦੀ ਪਹਿਲਾਂ ਪੰਜਾਬੀ ਬੋਲੀ ਨਾਲ ਜੋ ਸਲੂਕ ਕੀਤਾ ਜਾ ਰਿਹਾ ਸੀ, ਉਸ ਨੂੰ ਪਹਿਲਾਂ 1947, ਫ਼ਿਰ 1966 ਵਿਚ ਸਫ਼ਲਤਾ ਸਹਿਤ ਨੇਪਰੇ ਚਾੜ੍ਹ ਕੇ, ਹੁਣ ਉਹੀ ਸਲੂਕ ਪਿਛਲੀ
ਅੱਧੀ ਸਦੀ ਤੋਂ ਖੇਤੀ-ਕਿਸਾਨੀ ਦੇ ਕਿੱਤੇ ਨਾਲ ਹੋ ਰਿਹਾ ਹੈ। ਇਸ ਤੋਂ ਵੀ ਅਗਾਂਹ ਆਉਂਦਿਆਂ ਇਨ੍ਹਾਂ ਰੁਤਬੇਦਾਰਾਂ ਦਾ ਮੋਰਚਾ ਹੁਣ ਪਿੰਡ ਨੂੰ ਹੀ ਕੋਈ ਅੰਨ੍ਹਾ ਖੂਹ ਸਿੱਧ ਕਰ ਰਿਹਾ ਹੈ ਜਿੱਥੇ ਜੱਟ/ਕਿਸਾਨ/
ਪੰਜਾਬੀ ਹੁਣ ਜਾਤੀਵਾਦ ਦੇ ਡੇਰੇਦਾਰ ਹਨ, ਸ਼ੋਸ਼ਣ ਦਾ ਸਿਰਨਾਵਾਂ ਹਨ ਅਤੇ ਔਰਤ-ਵਿਰੋਧੀ ਕਿਸਮ ਦੇ ਅਤਿਵਾਦੀ ਹਨ।
ਹੁਸਨ-ਚਤੁਰਾਈ ਦੇ ਇਸ ਕੋਟ ਦੀ ਉਸਾਰੀ ਵਿਚ ਕੁਝ ਮੁੱਢਲੇ ਫਰੇਬ ਦੇਖਣ ਵਾਲੇ ਹਨ ਜਿਵੇਂ ਕਿ ‘ਕਿਸਾਨੀ ਕਿੱਤੇ’ ਨੂੰ ਪਹਿਲੋਂ ਸਿਰਫ਼ ‘ਜੱਟ’ ਨਾਲ ਨੱਥੀ ਕਰ ਦੇਣਾ। ਬੜੀ ਸੂਖ਼ਮਤਾ ਨਾਲ ਇਕ ਪੂਰੇ ਸੂਰੇ
ਕਿੱਤੇ ਨੂੰ ਜਾਤੀ ਪਛਾਣ ਦਾ ਪਰਛਾਵਾਂ ਬਣਾ ਧਰਨਾ। ਫਿਰ ਕਿਸਾਨੀ ਜਾਂ ਜੱਟ ਦੇ ਜ਼ਿਕਰ ਨੂੰ ਸਿਰਫ਼ ‘ਜੱਟਵਾਦ’ ਕਹਿੰਦੇ ਤੁਰੇ ਜਾਣਾ। ਸੋ ਕਿਸਾਨੀ ਨੂੰ ਜੱਟਵਾਦ ਦਾ ‘ਸ਼ੁਗਲ’ ਬਣਾ ਦੇਣਾ, ਜੱਟਾਂ/ਕਿਸਾਨਾਂ ਨੂੰ
‘ਸ਼ੌਕੀ’ ਗਰਦਾਨ ਦੇਣਾ - ਇਨ੍ਹਾਂ ਰੁਤਬੇਧਾਰੀ ਚਤੁਰਾਂ ਦੇ ਸੱਭਿਆਚਾਰਕ ਮੁਹਾਜ਼ ਦੀ ਸਾਂਝੀ ਚੂਲ ਹੈ। ਇਸ ਦਾ ਮਤਲਬ ਹਰਗਿਜ਼ ਨਹੀਂ ਕਿ ਇਹ ਸਮੱਸਿਆਵਾਂ, ਮਸਲੇ ਤੇ ਸਵਾਲ ਗ਼ੈਰਜ਼ਰੂਰੀ ਹਨ ਜਾਂ ਗ਼ਾਇਬ
ਹਨ। ਸਵਾਲਾਂ ਦਾ ਸਵਾਲ ਇਹ ਹੈ ਕਿ ਇਨ੍ਹਾਂ ਮੁੱਦਿਆਂ ਨਾਲ ਨਜਿੱਠਣ ਲਈ ਕੀ ਪਛਾਣ ਦੀ ਸਿਆਸਤ ਕਾਰਗਰ ਹੈ ਜਾਂ ਫਿਰ ਇਸ ਲਈ ਸਾਂਝੇ ਸੰਘਰਸ਼ ਵਿੱਢਣ ਦੀ ਅਣਸਰਦੀ ਲੋੜ ਹੈ ? ਕੀ
‘ਕਿਸਾਨੀ=ਜੱਟਵਾਦ’ ਅਤੇ ‘ਹਿੰਦੋਸਤਾਨ=ਹਿੰਦੂ ਰਾਸ਼ਟਰਵਾਦ’ ਇੱਕੋ ਹੀ ਸਿੱਕੇ ਦੇ ਦੋ ਪਾਸੇ ਨਹੀਂ ਹਨ ? ਕੱਟੜਪੰਥੀਆਂ ਦੀਆਂ ਘੜੀਆਂ ਪਛਾਣਾਂ ‘ਜੱਟਵਾਦ’ ਅਤੇ ‘ਹਿੰਦੂ ਰਾਸ਼ਟਰਵਾਦ’ ਪਛਾਣਾਂ ਦੀ ਸਿਆਸਤ
ਦਾ ਸਾਂਝਾ ਅਖਾੜਾ ਹਨ। ਦੇਖਣ ਨੂੰ ਵਿਰੋਧੀ ਪਰ ਢਿੱਡੋਂ ਖੰਡ ਖੀਰ ਇਨ੍ਹਾਂ ਧੁਰਿਆਂ ਦੇ ਲੋਕ-ਘਾਤੀ ਪੈਂਤੜੇ ਦੀ ਆਪਸੀ ਯਾਰੀ ਨੇ ਇਕ ਦੂਜੇ ਨੂੰ ਉਗਾਸ ਕੇ ਰੱਖਿਆ ਹੈ। ਇਸ ਵਿਚਾਰਧਾਰਕ ਮੋਰਚੇ ਤੋਂ ਪੰਜਾਬ
ਦੀ ਸਾਂਝੀ ਦਾਸਤਾਨ, ਪੰਜਾਬ-ਹਰਿਆਣਾ ਸਾਂਝੀਵਾਲਤਾ ਅਤੇ ਸਾਰੇ ਹਿੰਦੋਸਤਾਨ ਨਾਲ ਸਾਰਥਕ ਸੰਵਾਦ ਦੀ ਸੰਭਾਵਨਾ ਖ਼ਿਲਾਫ਼ ਲਗਾਤਾਰ ਪਾਣੀ ਦੀ ਤੋਪ ਚਲਾਈ ਜਾਂਦੀ ਰਹੀ ਹੈ, ਬੈਰੀਕੇਡ ਲਾਏ ਜਾਂਦੇ ਰਹੇ
ਹਨ। ਇਹ ਕਿਰਤ ਖ਼ਿਲਾਫ਼ ਸੰਪਰਦਾਈ ਪਛਾਣਾਂ ਦਾ ਸਾਂਝਾ ਮੋਰਚਾ ਹੈ ਜੋ ਸਿੰਘੂ-ਟਿਕਰੀ ਹੱਦਾਂ ’ਤੇ ਸਰਗਰਮ ਹੋਣ ਦੀ ਵਾਹ ਲਾ ਰਿਹਾ ਹੈ। ਇਸ ਵਿਚਾਰਕ ਪੈਂਤੜੇ ਦਾ ਧਾਰਨੀ ਹੋਣ ਲਈ ਹਿੰਦੂ ਹੋਣਾ ਲਾਜ਼ਮੀ
ਨਹੀਂ। ਸਗੋਂ ਪੰਜਾਬ ਦੇ ਲੋਕਾਂ ਦੀ ਚੇਤਨਾ ਦੇ ਸੋਮਿਆਂ ਨੂੰ ਹੀਣਾ-ਬੌਣਾ ਦਰਸਾਉਣਾ, ਲੋਕਾਂ ਦੀ ਕਰਨੀ ਤੋਂ ਭਿੱਟ ਮੰਨਣੀ ਅਤੇ ਕਿਰਤੀਆਂ ਦੀ ਸਾਂਝ ਖ਼ਿਲਾਫ਼ ਪਤਵੰਤਿਆਂ ਦੀ ਪਛਾਣ ਨੂੰ ਸਿਆਸੀ ਧੁਰਾ ਬਣਾਉਣ
ਵਾਲੇ ਸਿੱਖ, ਹਿੰਦੂ ਜਾਂ ਮੁਸਲਮਾਨ ਇਸ ਅਖਾੜੇ ਦੇ ਮਾਸ਼ਕੀ ਹਨ।
ਸੋ ਇਹ ਕਿਸਾਨ ਮੋਰਚਾ ਇਸ ਬੱਝਵੇਂ, ਸੰਗਠਿਤ ਅਤੇ ਇਕ-ਦੂਜੇ ਨੂੰ ਚਰਚਾ ਵਿਚ ਬਣਾਈ ਰੱਖ ਕੇ ਸਾਂਝੀ ਬਾਤ ਨੂੰ ਦੁਰਕਾਰਨ ਵਾਲੀ ਸਿਆਸਤ ਦੇ ਜੜ੍ਹੀਂ ਬੈਠਦਾ ਦਿਸਦਾ ਹੈ। ਇਹ ਦੋਵੇਂ ਧਿਰਾਂ ਹਜੇ
ਬਦਹਵਾਸ ਹਨ, ਚੁੱਪ ਹੋ ਗਈਆਂ ਹਨ, ਸੋਸ਼ਲ ਮੀਡੀਆ ’ਤੇ ਮੱਠੀ-ਮੱਠੀ ਧੂਣੀ ਪਾਈ ਬੈਠੀਆਂ ਹਨ। ਪਰ ਸਾਵਧਾਨ ਰਹੋ ਕਿ ਆਪਣੀ ਜ਼ਮੀਨ ਖਿਸਕਦੀ ਵੇਖ ਕੇ ਮੌਕਾ ਆਉਣ ’ਤੇ ਵਧੇਰੇ ਹਮਲਾਵਰ ਰੁਖ਼
ਅਖ਼ਤਿਆਰ ਕਰਨਗੀਆਂ। ਕਾਰਪੋਰੇਟੀ-ਸਰਕਾਰੀ-ਪੁਲਸੀ ਚਕਰਵਿਯੂਹ ਖ਼ਿਲਾਫ਼ ਬੜੇ ਲੰਮੇ ਸਮੇਂ ਤੋਂ ਕਾਰਵਾਈ ਜਾਰੀ ਸੀ ਤੇ ਹੁਣ ਇਹ ਸਿੱਧੀ ਟੱਕਰ ਦਾ ਮੋਰਚਾ ਬਣ ਗਿਆ ਹੈ। ਇਹ ਬਹੁਤ ਵੱਡੀ ਸਫ਼ਲਤਾ
ਹੈ, ਬਹੁਤ ਕੁਰਬਾਨੀ ਅਤੇ ਸੰਘਰਸ਼ ਤੋਂ ਬਾਅਦ ਇਹ ਪੜਾਅ ਆਇਆ ਹੈ। ਪੰਜਾਬੀਆਂ ਦਾ ਏਕਾ, ਸਾਂਝੀਵਾਲਤਾ ਦੀ ਰਵਾਇਤ ਅਤੇ ਸਰਬੱਤ ਦੀ ਆਜ਼ਾਦੀ ਦਾ ਨਾਦ ਸਾਰੇ ਦੇਸ ਵਿਚੋਂ ਹੁੰਗਾਰਾ ਲੈ ਰਿਹਾ ਹੈ।
ਇਸ ਮੋਰਚੇ ਸਦਕਾ ਪੰਜਾਬੀਆਂ ਦਾ ਮਨੋਬਲ ਉੱਚਾ ਹੋਇਆ ਹੈ, ਸਿਦਕ ਧਾਰਿਆ ਗਿਆ ਹੈ ਅਤੇ ‘ਸੂਰਾ ਸੋ ਪਹਿਚਾਨੀਐ’ ਦੀ ਮਜੀਠੀ ਲੀਹ ਕੱਢੀ ਗਈ ਹੈ।
ਸਾਂਝੀਵਾਲ ਖ਼ਾਲਸਾ ਰਵਾਇਤ ਤੋਂ ਬੇਗਾਨਗੀ, ਪੰਜਾਬ ਦੇ ਸੰਕਲਪ ਤੋਂ ਭੈਅ, ਮਨਮੁਖਾਂ ਵਾਲਾ ਕਿਰਦਾਰ ਅਤੇ ਸੂਝ-ਗਿਆਨ ਦੀ ਤਰਾਸ਼ ਤੋਂ ਵਿਰਵੇ ਹੋਣ ਸਦਕਾ ਰੁਤਬੇਦਾਰਾਂ ਵੱਲੋਂ ਪੰਜਾਬ ਦੇ ਵੇਗ-ਵਿਵੇਕ ਨੂੰ
ਜ਼ਲੀਲ ਕਰਨ ਦੇ ਅਗਲੇਰੇ ਖ਼ਤਰੇ ਤਿਆਰ ਬਰ ਤਿਆਰ ਖੜ੍ਹੇ ਹਨ। ਇਸ ਖ਼ਿਲਾਫ਼ ਸੱਭਿਆਚਾਰਕ-ਵਿਚਾਰਧਾਰਕ ਮੋਰਚੇ ’ਤੇ ਲਮਕਵੀਂ ਜੰਗ ਛੇੜਣ ਦੀ ਲੋੜ ਹੈ। ਬਾਈ ਕੰਵਲ ਆਗਾਹ ਕਰਦਾ ਹੈ: ‘ਜਿੰਨਾ
ਚਿਰ ਪੰਜਾਬ ਇੱਕ ਥਾਂ ਹੋ ਕੇ ਲੋਹੇ ਦੀ ਲੱਠ ਨਹੀਂ ਬਣਦਾ, ਰਾਜਕੀ ਠੱਗੀਆਂ ਵਿਚ ਧੱਕੇ ਖਾਂਦਾ ਆਪਣੇ ਖਾਤਮੇ ਨੂੰ ਪਹੁੰਚ ਜਾਵੇਗਾ’।
ਆਰਥਿਕ ਮੰਗਾਂ ਤੋਂ ਤੁਰਿਆ ਇਹ ਅੰਦੋਲਨ ਹੁਣ ਲੋਕਤੰਤਰ ਦੇ ਨਵੇਂ ਅਰਥ ਘੜ੍ਹਣ ਅਤੇ ਸਾਂਝੀਵਾਲਤਾ ਵਾਲੇ ਹਿੰਦੋਸਤਾਨ ਦਾ ਸੁਪਨਾ ਸੱਚ ਕਰਨ ਦਾ ਬਣਦਾ ਜਾ ਰਿਹਾ ਹੈ। ਸੱਭਿਆਚਾਰਕ-
ਵਿਚਾਰਧਾਰਕ ਅੰਦੋਲਨ ਜ਼ਰੀਏ ਪੰਜਾਬ ਦੇ ਨਵੇਂ ਅਰਥ ਘੜ੍ਹਨ ਲਈ ਇਸੇ ਚੜ੍ਹਦੀ ਕਲਾ ਦੇ ਖੇਤ ਨੂੰ ਸਵਾਰਣ ਦੀ ਲੋੜ ਹੈ ਜਿੱਥੇ ਸਾਂਝੀਵਾਲਤਾ ਦੀ ਸਿਆਸਤ ਦਾ ਹਲ ਵਾਹਿਆ ਜਾ ਸਕੇ। ਇਸ ਲੰਬੀ